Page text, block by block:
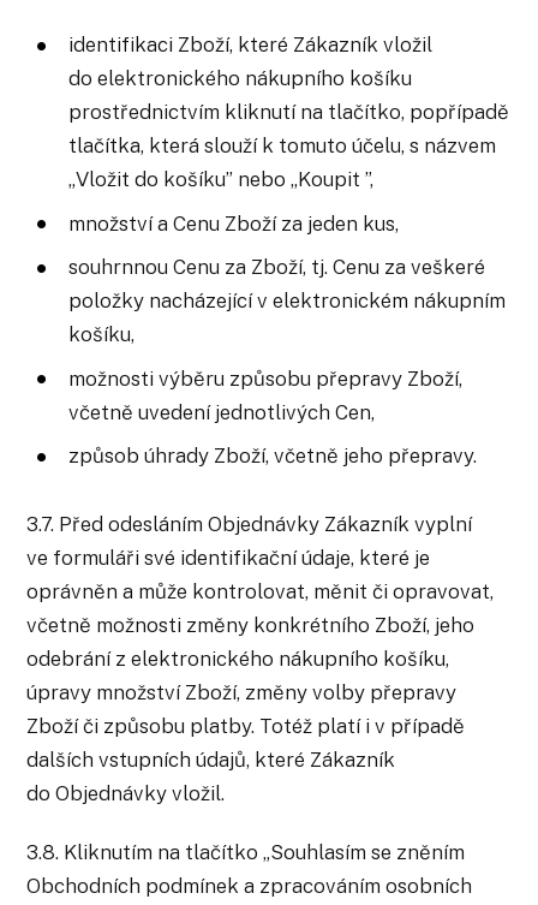
identifikaci Zboží, které Zákazník vložil
do elektronického nákupního košíku
prostřednictvím kliknutí na tlačítko, popřípadě
tlačítka, která slouží k tomuto účelu, s názvem
„Vložit do košíku” nebo „Koupit ”,
množství a Cenu Zboží za jeden kus,
souhrnnou Cenu za Zboží, tj. Cenu za veškeré
položky nacházející v elektronickém nákupním
košíku,
možnosti výběru způsobu přepravy Zboží,
včetně uvedení jednotlivých Cen,
způsob úhrady Zboží, včetně jeho přepravy.
3.7. Před odesláním Objednávky Zákazník vyplní
ve formuláři své identifikační údaje, které je
oprávněn a může kontrolovat, měnit či opravovat,
včetně možnosti změny konkrétního Zboží, jeho
odebrání z elektronického nákupního košíku,
úpravy množství Zboží, změny volby přepravy
Zboží či způsobu platby. Totéž platí i v případě
dalších vstupních údajů, které Zákazník
do Objednávky vložil.
3.8. Kliknutím na tlačítko „Souhlasím se zněním
Obchodních podmínek a zpracováním osobních